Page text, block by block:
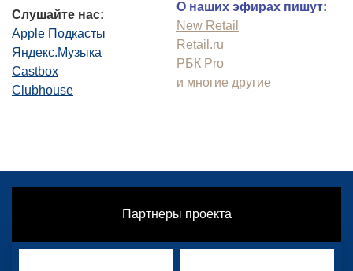
Слушайте нас:
Apple Подкасты
Яндекс.Музыка
Castbox
Clubhouse
О наших эфирах пишут:
New Retail
Retail.ru
РБК Pro
и многие другие
Партнеры проекта